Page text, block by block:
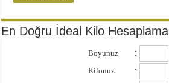
En Doğru İdeal Kilo Hesaplama
Boyunuz :
Kilonuz :